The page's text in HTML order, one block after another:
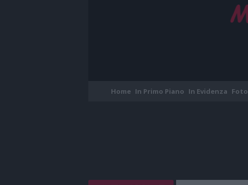
Home In Primo Piano In Evidenza Foto